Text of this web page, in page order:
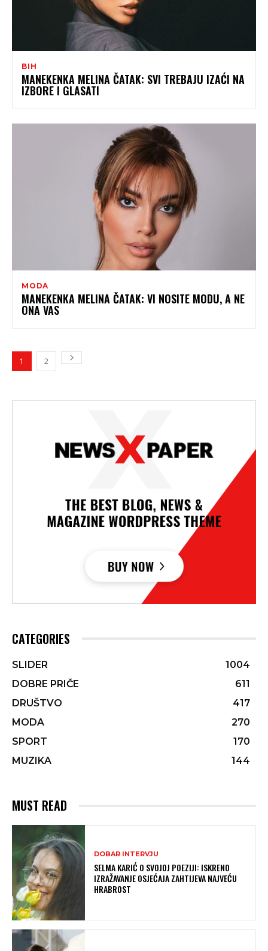
BIH
MANEKENKA MELINA ČATAK: SVI TREBAJU IZAĆI NA
IZBORE I GLASATI
MODA
MANEKENKA MELINA ČATAK: VI NOSITE MODU, A NE
ONA VAS
1 2
CATEGORIES
SLIDER
1004
DOBRE PRIČE
611
DRUŠTVO
417
MODA
270
SPORT
170
MUZIKA
144
MUST READ
DOBAR INTERVJU
SELMA KARIĆ O SVOJOJ POEZIJI: ISKRENO
IZRAŽAVANJE OSJEĆAJA ZAHTIJEVA NAJVEĆU
HRABROST